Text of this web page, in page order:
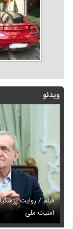
ویدئو
فیلم / روایت
امنیت ملی
عکس /